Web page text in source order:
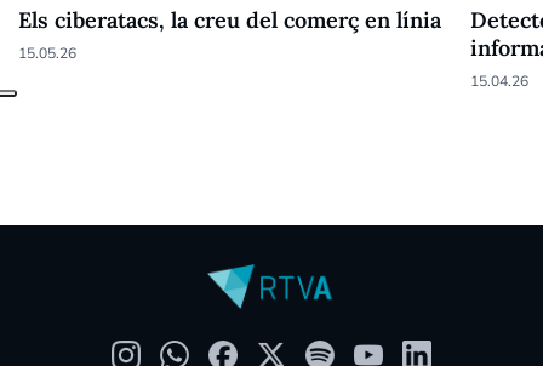
Els ciberatacs, la creu del comerç en línia
15.05.26
15.04.26